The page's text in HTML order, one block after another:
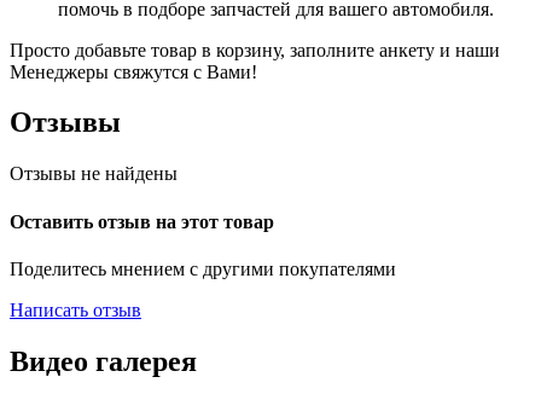
помочь в подборе запчастей для вашего автомобиля.
Просто добавьте товар в корзину, заполните анкету и наши
Менеджеры свяжутся с Вами!
Отзывы
Отзывы не найдены
Оставить отзыв на этот товар
Поделитесь мнением с другими покупателями
Написать отзыв
Видео галерея